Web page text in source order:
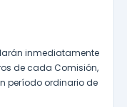
inmediatamente
de cada Comisión,
período ordinario de